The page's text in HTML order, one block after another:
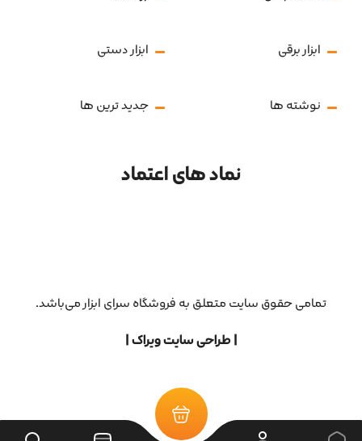
ابزار برقی ابزار دستی
نوشته ها جدید ترین ها
نماد های اعتماد
تمامی حقوق سایت متعلق به فروشگاه سرای ابزار می‌باشد.
| طراحی سایت ویراک |